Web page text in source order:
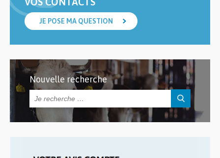
JE POSE MA QUESTION
Nouvelle recherche